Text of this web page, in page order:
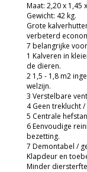
Maat: 2,20 x 1,45
Gewicht: 42 kg.
Grote
verbeterd
7 belangrijke
1 Kalveren in
de dieren.
2 1,5 - 1,8 m2
welzijn.
3 Verstelbare
4 Geen treklucht
5 Centrale
6 Eenvoudige
bezetting.
7 Demontabel /
Klapdeur en
Minder